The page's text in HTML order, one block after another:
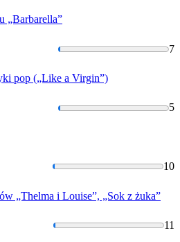
„Barbarella”
7
pop („Like a Virgin”)
5
10
„Thelma i Louise”, „Sok z żuka”
11